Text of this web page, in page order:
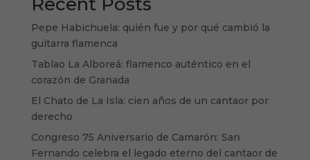
Pepe Habichuela: quién fue y por qué cambió la
guitarra flamenca
Tablao La Alboreá: flamenco auténtico en el
corazón de Granada
El Chato de La Isla: cien años de un cantaor por
derecho
Congreso 75 Aniversario de Camarón: San
Fernando celebra el legado eterno del cantaor de